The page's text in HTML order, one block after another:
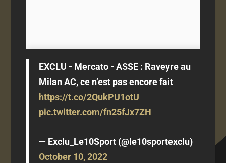
EXCLU - Mercato - ASSE : Raveyre au
Milan AC, ce n’est pas encore fait
https://t.co/2QukPU1otU
pic.twitter.com/fn25fJx7ZH
— Exclu_Le10Sport (@le10sportexclu)
October 10, 2022